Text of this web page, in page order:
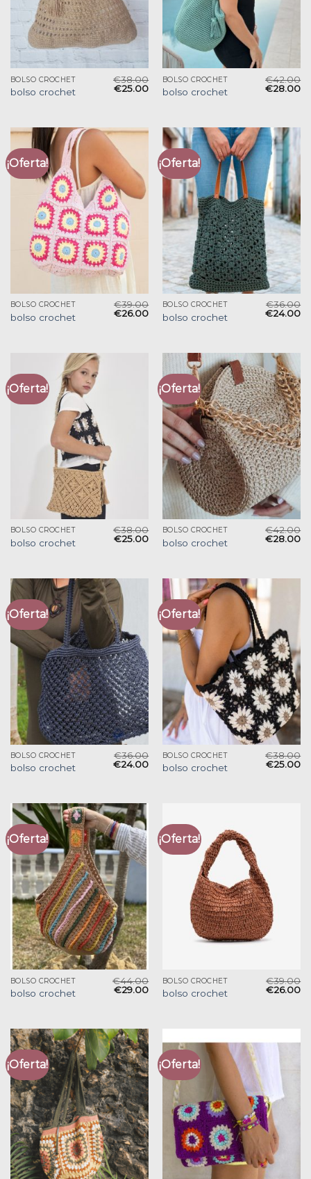
BOLSO CROCHET
bolso crochet
€38.00
€25.00
BOLSO CROCHET
bolso crochet
€42.00
€28.00
¡Oferta!
BOLSO CROCHET
bolso crochet
€39.00
€26.00
¡Oferta!
BOLSO CROCHET
bolso crochet
€36.00
€24.00
¡Oferta!
BOLSO CROCHET
bolso crochet
€38.00
€25.00
¡Oferta!
BOLSO CROCHET
bolso crochet
€42.00
€28.00
¡Oferta!
BOLSO CROCHET
bolso crochet
€36.00
€24.00
¡Oferta!
BOLSO CROCHET
bolso crochet
€38.00
€25.00
¡Oferta!
BOLSO CROCHET
bolso crochet
€44.00
€29.00
¡Oferta!
BOLSO CROCHET
bolso crochet
€39.00
€26.00
¡Oferta! ¡Oferta!